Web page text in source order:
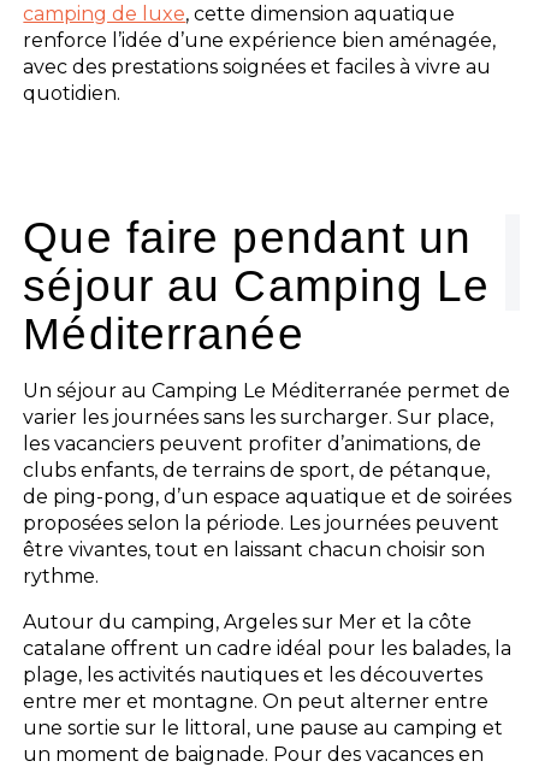
camping de luxe, cette dimension aquatique
renforce l’idée d’une expérience bien aménagée,
avec des prestations soignées et faciles à vivre au
quotidien.
Que faire pendant un
séjour au Camping Le
Méditerranée
Un séjour au Camping Le Méditerranée permet de
varier les journées sans les surcharger. Sur place,
les vacanciers peuvent profiter d’animations, de
clubs enfants, de terrains de sport, de pétanque,
de ping-pong, d’un espace aquatique et de soirées
proposées selon la période. Les journées peuvent
être vivantes, tout en laissant chacun choisir son
rythme.
Autour du camping, Argeles sur Mer et la côte
catalane offrent un cadre idéal pour les balades, la
plage, les activités nautiques et les découvertes
entre mer et montagne. On peut alterner entre
une sortie sur le littoral, une pause au camping et
un moment de baignade. Pour des vacances en